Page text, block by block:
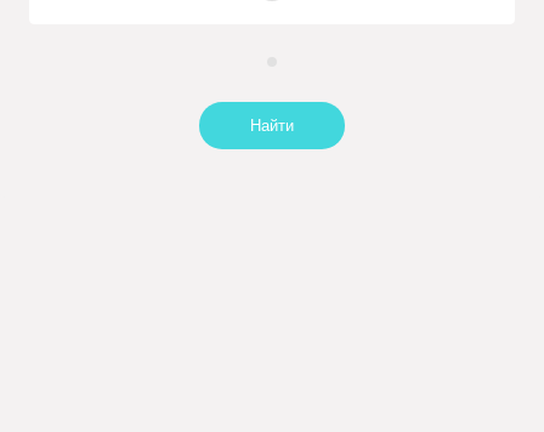
Найти